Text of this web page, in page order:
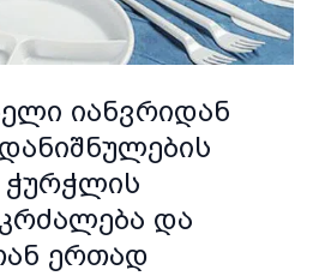
იანვრიდან
ჭურჭლის
და
ერთად